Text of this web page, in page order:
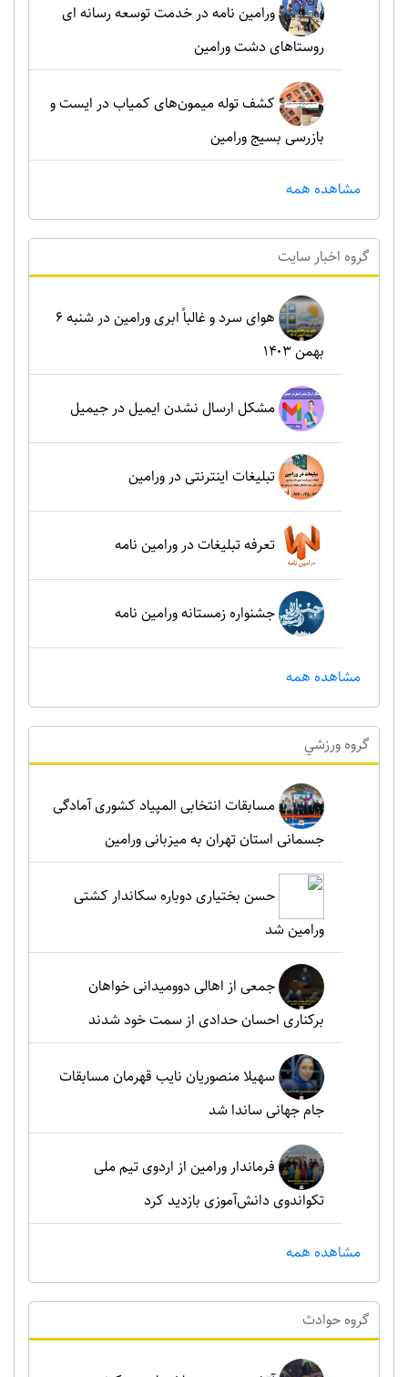
ورامین نامه در خدمت توسعه رسانه ای
روستاهای دشت ورامین
کشف توله میمون‌های کمیاب در ایست و
بازرسی بسیج ورامین
مشاهده همه
گروه اخبار سايت
هوای سرد و غالباً ابری ورامین در شنبه ۶
بهمن ۱۴۰۳
مشکل ارسال نشدن ایمیل در جیمیل
تبلیغات اینترنتی در ورامین
تعرفه تبلیغات در ورامین نامه
جشنواره زمستانه ورامین نامه
مشاهده همه
گروه ورزشي
مسابقات انتخابی المپیاد کشوری آمادگی
جسمانی استان تهران به میزبانی ورامین
حسن بختیاری دوباره سکاندار کشتی
ورامین شد
جمعی از اهالی دوومیدانی خواهان
برکناری احسان حدادی از سمت خود شدند
سهیلا منصوریان نایب قهرمان مسابقات
جام جهانی ساندا شد
فرماندار ورامین از اردوی تیم ملی
تکواندوی دانش‌آموزی بازدید کرد
مشاهده همه
گروه حوادث